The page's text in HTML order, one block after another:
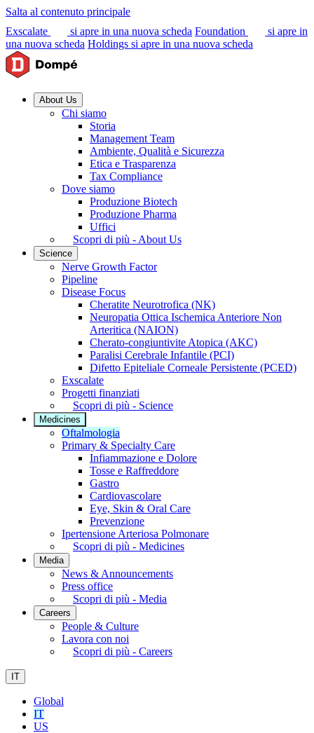
Salta al contenuto principale
Exscalate
si apre in una nuova scheda Foundation
si apre in
una nuova scheda Holdings si apre in una nuova scheda
About Us
Chi siamo
Storia
Management Team
Ambiente, Qualità e Sicurezza
Etica e Trasparenza
Tax Compliance
Dove siamo
Produzione Biotech
Produzione Pharma
Uffici
Scopri di più - About Us
Science
Nerve Growth Factor
Pipeline
Disease Focus
Cheratite Neurotrofica (NK)
Neuropatia Ottica Ischemica Anteriore Non
Arteritica (NAION)
Cherato-congiuntivite Atopica (AKC)
Paralisi Cerebrale Infantile (PCI)
Difetto Epiteliale Corneale Persistente (PCED)
Exscalate
Progetti finanziati
Scopri di più - Science
Medicines
Oftalmologia
Primary & Specialty Care
Infiammazione e Dolore
Tosse e Raffreddore
Gastro
Cardiovascolare
Eye, Skin & Oral Care
Prevenzione
Ipertensione Arteriosa Polmonare
Scopri di più - Medicines
Media
News & Announcements
Press office
Scopri di più - Media
Careers
People & Culture
Lavora con noi
Scopri di più - Careers
IT
Global
IT
US